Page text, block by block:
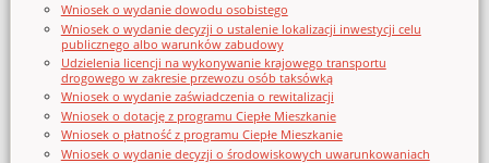
Wniosek o wydanie dowodu osobistego
Wniosek o wydanie decyzji o ustalenie lokalizacji inwestycji celu
publicznego albo warunków zabudowy
Udzielenia licencji na wykonywanie krajowego transportu
drogowego w zakresie przewozu osób taksówką
Wniosek o wydanie zaświadczenia o rewitalizacji
Wniosek o dotację z programu Ciepłe Mieszkanie
Wniosek o płatność z programu Ciepłe Mieszkanie
Wniosek o wydanie decyzji o środowiskowych uwarunkowaniach